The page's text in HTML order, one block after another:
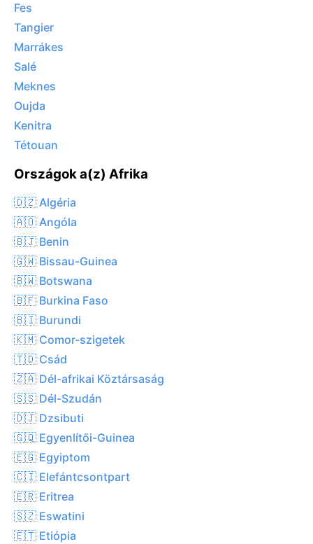
Fes
Tangier
Marrákes
Salé
Meknes
Oujda
Kenitra
Tétouan
Országok a(z) Afrika
🇩🇿 Algéria
🇦🇴 Angóla
🇧🇯 Benin
🇬🇼 Bissau-Guinea
🇧🇼 Botswana
🇧🇫 Burkina Faso
🇧🇮 Burundi
🇰🇲 Comor-szigetek
🇹🇩 Csád
🇿🇦 Dél-afrikai Köztársaság
🇸🇸 Dél-Szudán
🇩🇯 Dzsibuti
🇬🇶 Egyenlítői-Guinea
🇪🇬 Egyiptom
🇨🇮 Elefántcsontpart
🇪🇷 Eritrea
🇸🇿 Eswatini
🇪🇹 Etiópia